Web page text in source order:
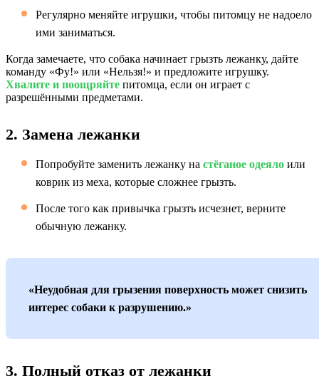
Регулярно меняйте игрушки, чтобы питомцу не надоело
ими заниматься.
Когда замечаете, что собака начинает грызть лежанку, дайте
команду «Фу!» или «Нельзя!» и предложите игрушку.
Хвалите и поощряйте питомца, если он играет с
разрешёнными предметами.
2. Замена лежанки
Попробуйте заменить лежанку на стёганое одеяло или
коврик из меха, которые сложнее грызть.
После того как привычка грызть исчезнет, верните
обычную лежанку.
«Неудобная для грызения поверхность может снизить
интерес собаки к разрушению.»
3. Полный отказ от лежанки